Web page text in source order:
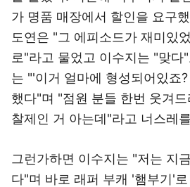
가 명품 매장에서 할인을 요구
도연은 "그 에피소드가 재미있
로"라고 물었고 이수지는 "맞다
는 "'이거 얼마에 형성되어있죠
했다"며 "점원 분들 한번 웃겨
찰제인 거 아는데"라고 너스레
그런가하면 이수지는 "저는 지
다"며 바로 래퍼 부캐 '햄부기'